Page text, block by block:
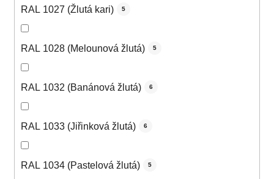
RAL 1027 (Žlutá kari) 5
RAL 1028 (Melounová žlutá) 5
RAL 1032 (Banánová žlutá) 6
RAL 1033 (Jiřinková žlutá) 6
RAL 1034 (Pastelová žlutá) 5